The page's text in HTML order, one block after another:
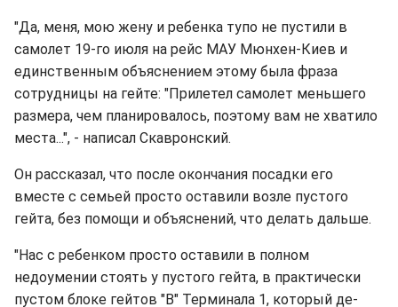
"Да, меня, мою жену и ребенка тупо не пустили в
самолет 19-го июля на рейс МАУ Мюнхен-Киев и
единственным объяснением этому была фраза
сотрудницы на гейте: "Прилетел самолет меньшего
размера, чем планировалось, поэтому вам не хватило
места...", - написал Скавронский.
Он рассказал, что после окончания посадки его
вместе с семьей просто оставили возле пустого
гейта, без помощи и объяснений, что делать дальше.
"Нас с ребенком просто оставили в полном
недоумении стоять у пустого гейта, в практически
пустом блоке гейтов "В" Терминала 1, который де-